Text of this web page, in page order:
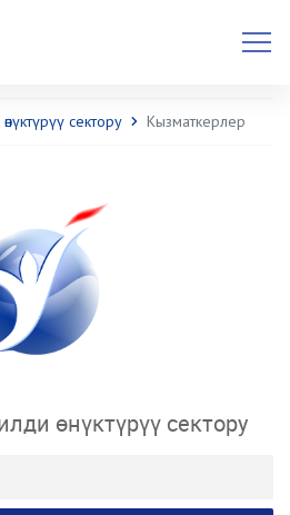
сектору Кызматкерлер
өнүктүрүү сектору